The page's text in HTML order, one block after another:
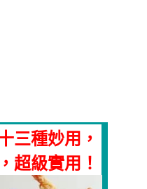
三種妙用，
超級實用！